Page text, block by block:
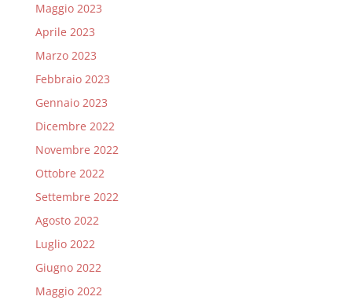
Maggio 2023
Aprile 2023
Marzo 2023
Febbraio 2023
Gennaio 2023
Dicembre 2022
Novembre 2022
Ottobre 2022
Settembre 2022
Agosto 2022
Luglio 2022
Giugno 2022
Maggio 2022